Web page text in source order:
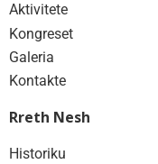
Aktivitete
Kongreset
Galeria
Kontakte
Rreth Nesh
Historiku